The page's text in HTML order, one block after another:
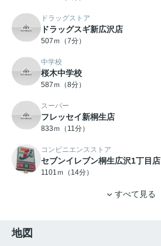
ドラッグストア
ドラッグスギ新広沢店
507ｍ（7分）
中学校
桜木中学校
587ｍ（8分）
スーパー
フレッセイ新桐生店
833ｍ（11分）
コンビニエンスストア
セブンイレブン桐生広沢1丁目店
1101ｍ（14分）
すべて見る
地図